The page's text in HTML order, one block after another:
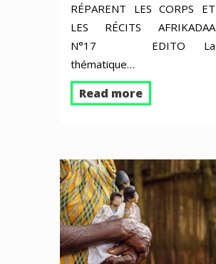
RÉPARENT LES CORPS ET
LES RÉCITS AFRIKADAA
N°17 EDITO La
thématique…
Read more